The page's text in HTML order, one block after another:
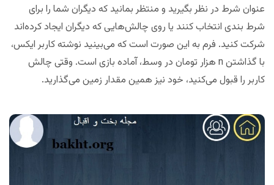
عنوان شرط در نظر بگیرید و منتظر بمانید که دیگران شما را برای
شرط بندی انتخاب کنند یا روی چالش‌هایی که دیگران ایجاد کرده‌اند
شرکت کنید. فرم به این صورت است که می‌بینید نوشته کاربر ایکس،
با گذاشتن n هزار تومان در وسط، آماده بازی است. وقتی چالش
کاربر را قبول می‌کنید، خود نیز همین مقدار زمین می‌گذارید.